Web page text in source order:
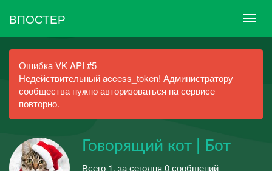
ВПОСТЕР
Ошибка VK API #5
Недействительный access_token! Администратору
сообщества нужно авторизоваться на сервисе
повторно.
Говорящий кот | Бот
Всего 1, за сегодня 0 сообщений